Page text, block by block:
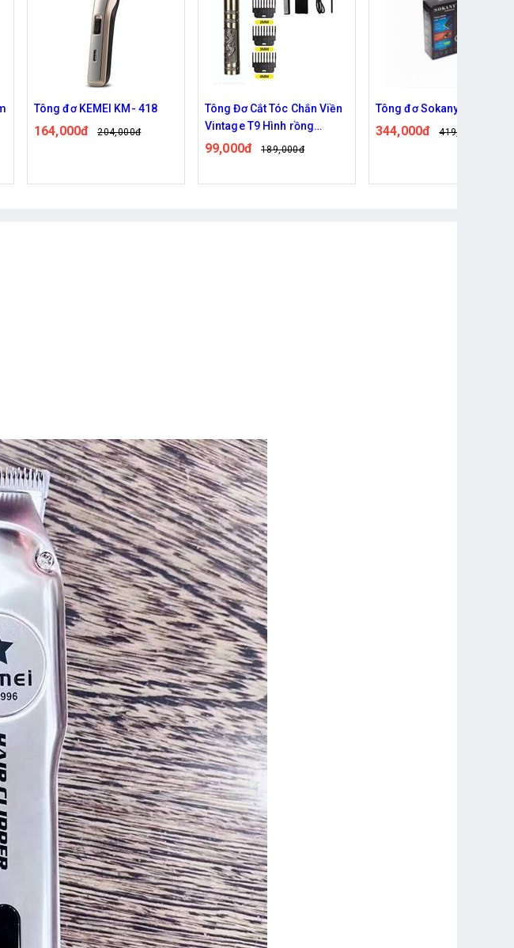
Tông Đơ Cắt Tóc Chắn Viền
Vintage T9 Hình rồng
Tông đơ Sokany 5602
344,000đ 419,000đ
Tông đơ chấn viền Vintage
T9